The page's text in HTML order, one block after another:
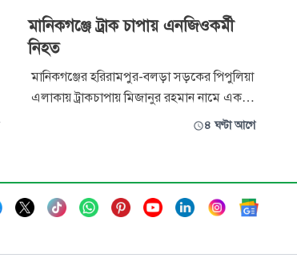
মানিকগঞ্জে ট্রাক চাপায় এনজিওকর্মী
নিহত
মানিকগঞ্জের হরিরামপুর-বলড়া সড়কের পিপুলিয়া
এলাকায় ট্রাকচাপায় মিজানুর রহমান নামে এক
ফিরছিলেন। পথে পিপুলিয়া এলাকায় পৌঁছালে
বিপরীত দিক থেকে আসা একটি ট্র
৪ ঘণ্টা আগে